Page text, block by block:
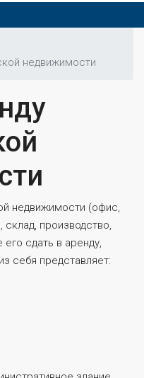
недвижимости
недвижимости (офис,
производство,
сдать в аренду,
себя представляет: